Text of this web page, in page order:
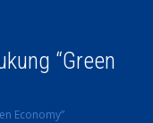
“Green
Economy”